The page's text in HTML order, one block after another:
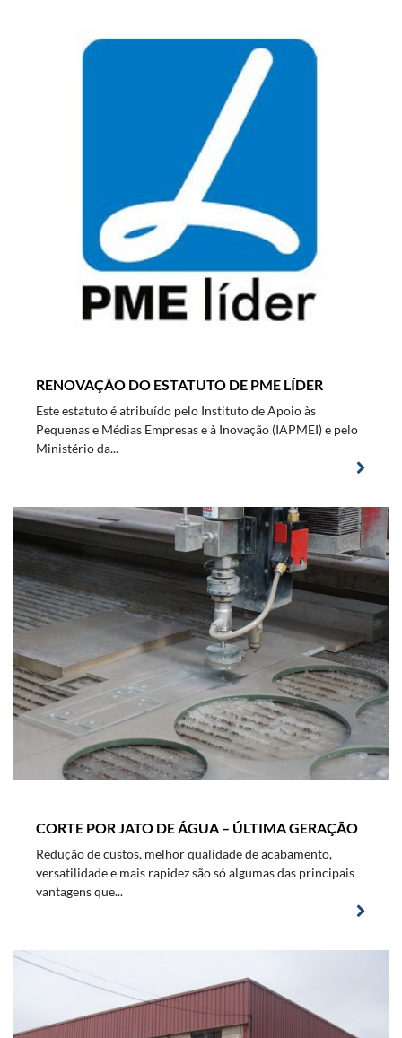
RENOVAÇÃO DO ESTATUTO DE PME LÍDER
Este estatuto é atribuído pelo Instituto de Apoio às
Pequenas e Médias Empresas e à Inovação (IAPMEI) e pelo
Ministério da...
CORTE POR JATO DE ÁGUA – ÚLTIMA GERAÇÃO
Redução de custos, melhor qualidade de acabamento,
versatilidade e mais rapidez são só algumas das principais
vantagens que...